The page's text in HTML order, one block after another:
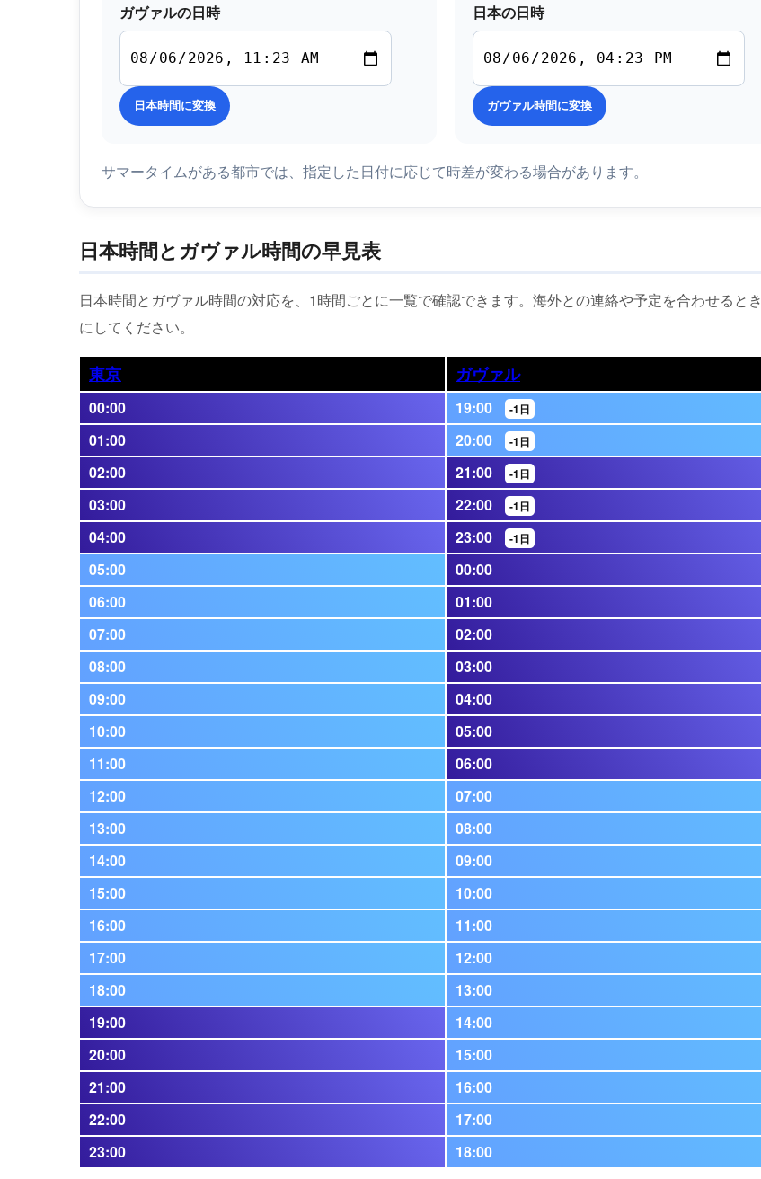
ガヴァルの日時
日本時間に変換
日本の日時
ガヴァル時間に変換
サマータイムがある都市では、指定した日付に応じて時差が変わる場合があります。
日本時間とガヴァル時間の早見表
日本時間とガヴァル時間の対応を、1時間ごとに一覧で確認できます。海外との連絡や予定を合わせると
にしてください。
東京 ガヴァル
00:00 19:00 -1日
01:00 20:00 -1日
02:00 21:00 -1日
03:00 22:00 -1日
04:00 23:00 -1日
05:00
00:00
06:00
01:00
07:00
02:00
08:00
03:00
09:00
04:00
10:00
05:00
11:00
06:00
12:00
07:00
13:00
08:00
14:00
09:00
15:00
10:00
16:00
11:00
17:00
12:00
18:00
13:00
19:00
14:00
20:00
15:00
21:00
16:00
22:00
17:00
23:00
18:00